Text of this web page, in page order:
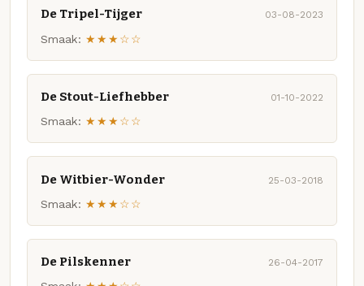
De Tripel-Tijger 03-08-2023
Smaak: ★★★☆☆
De Stout-Liefhebber 01-10-2022
Smaak: ★★★☆☆
De Witbier-Wonder 25-03-2018
Smaak: ★★★☆☆
De Pilskenner 26-04-2017